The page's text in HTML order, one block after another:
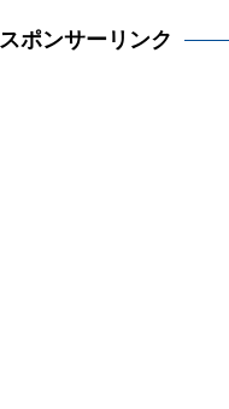
スポンサーリンク